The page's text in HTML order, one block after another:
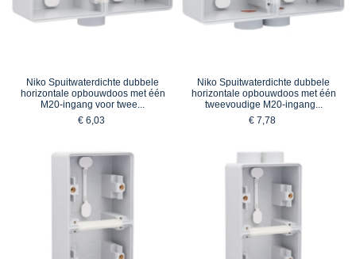
Niko Spuitwaterdichte dubbele
horizontale opbouwdoos met één
M20-ingang voor twee...
€ 6,03
Niko Spuitwaterdichte dubbele
horizontale opbouwdoos met één
tweevoudige M20-ingang...
€ 7,78